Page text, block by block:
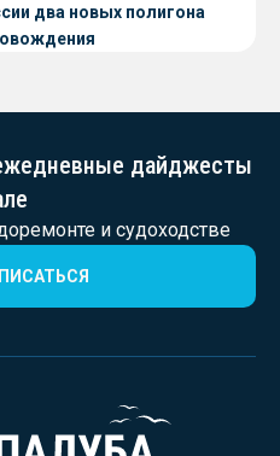
два новых полигона
дайджесты
и судоходстве